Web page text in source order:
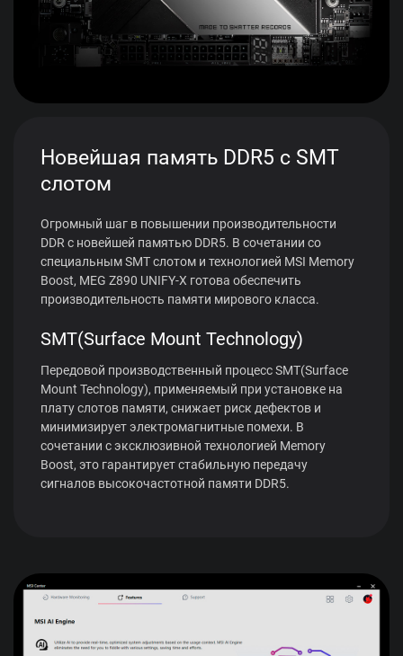
Новейшая память DDR5 с SMT
слотом
Огромный шаг в повышении производительности
DDR с новейшей памятью DDR5. В сочетании со
специальным SMT слотом и технологией MSI Memory
Boost, MEG Z890 UNIFY-X готова обеспечить
производительность памяти мирового класса.
SMT(Surface Mount Technology)
Передовой производственный процесс SMT(Surface
Mount Technology), применяемый при установке на
плату слотов памяти, снижает риск дефектов и
минимизирует электромагнитные помехи. В
сочетании с эксклюзивной технологией Memory
Boost, это гарантирует стабильную передачу
сигналов высокочастотной памяти DDR5.